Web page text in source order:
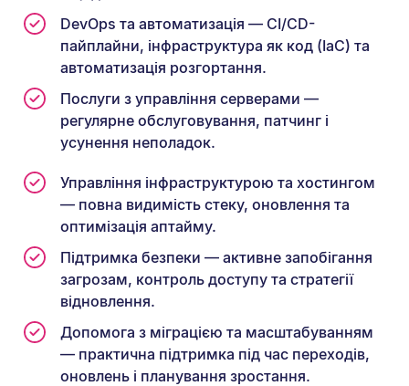
DevOps та автоматизація — CI/CD-
пайплайни, інфраструктура як код (IaC) та
автоматизація розгортання.
Послуги з управління серверами —
регулярне обслуговування, патчинг і
усунення неполадок.
Управління інфраструктурою та хостингом
— повна видимість стеку, оновлення та
оптимізація аптайму.
Підтримка безпеки — активне запобігання
загрозам, контроль доступу та стратегії
відновлення.
Допомога з міграцією та масштабуванням
— практична підтримка під час переходів,
оновлень і планування зростання.